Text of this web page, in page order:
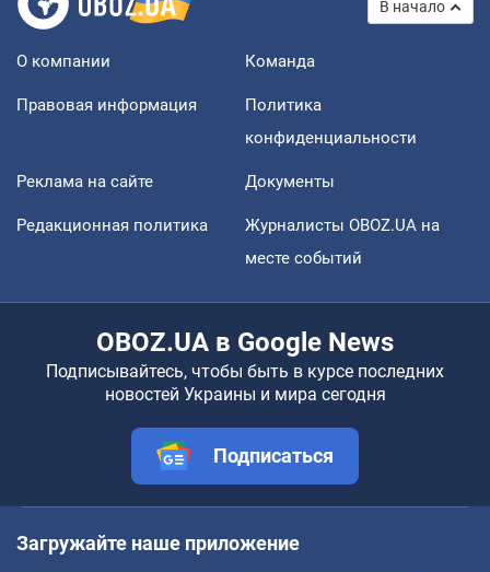
В начало
О компании Команда
Правовая информация
Политика
конфиденциальности
Реклама на сайте Документы
Редакционная политика
Журналисты OBOZ.UA на
месте событий
OBOZ.UA в Google News
Подписывайтесь, чтобы быть в курсе последних
новостей Украины и мира сегодня
Подписаться
Загружайте наше приложение